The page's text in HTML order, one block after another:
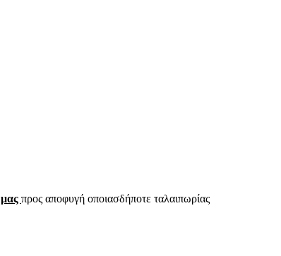
προς αποφυγή οποιασδήποτε ταλαιπωρίας